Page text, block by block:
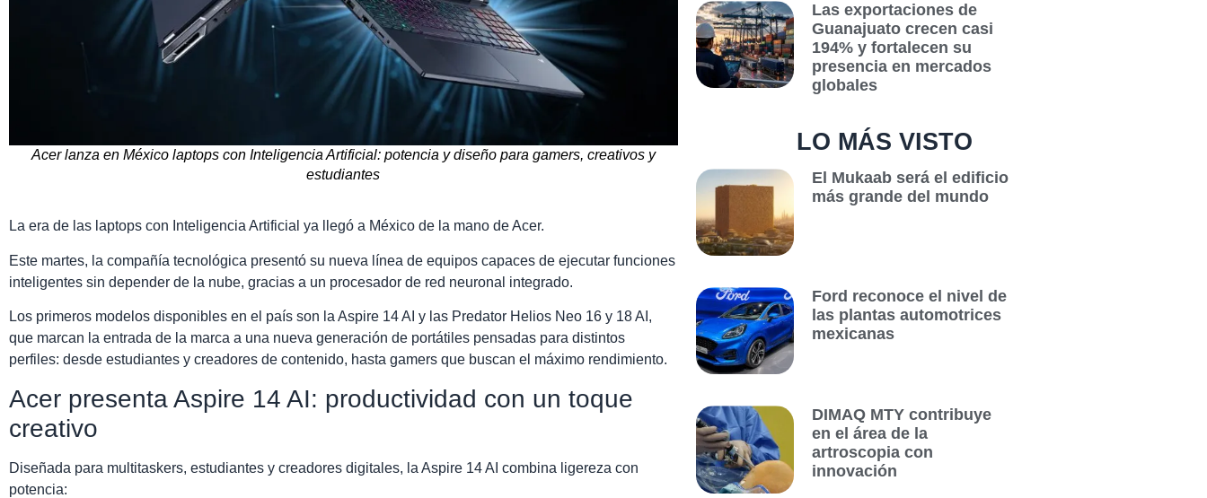
Acer lanza en México laptops con Inteligencia Artificial: potencia y diseño para gamers, creativos y
estudiantes
La era de las laptops con Inteligencia Artificial ya llegó a México de la mano de Acer.
Este martes, la compañía tecnológica presentó su nueva línea de equipos capaces de ejecutar funciones
inteligentes sin depender de la nube, gracias a un procesador de red neuronal integrado.
Los primeros modelos disponibles en el país son la Aspire 14 AI y las Predator Helios Neo 16 y 18 AI,
que marcan la entrada de la marca a una nueva generación de portátiles pensadas para distintos
perfiles: desde estudiantes y creadores de contenido, hasta gamers que buscan el máximo rendimiento.
Acer presenta Aspire 14 AI: productividad con un toque
creativo
Diseñada para multitaskers, estudiantes y creadores digitales, la Aspire 14 AI combina ligereza con
potencia:
Las exportaciones de
Guanajuato crecen casi
194% y fortalecen su
presencia en mercados
globales
LO MÁS VISTO
El Mukaab será el edificio
más grande del mundo
Ford reconoce el nivel de
las plantas automotrices
mexicanas
DIMAQ MTY contribuye
en el área de la
artroscopia con
innovación